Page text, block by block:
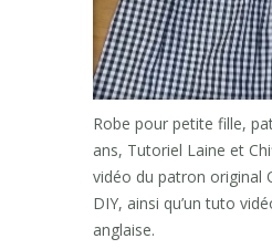
Robe pour petite fille,
ans, Tutoriel Laine et
vidéo du patron original
DIY, ainsi qu’un tuto
anglaise.